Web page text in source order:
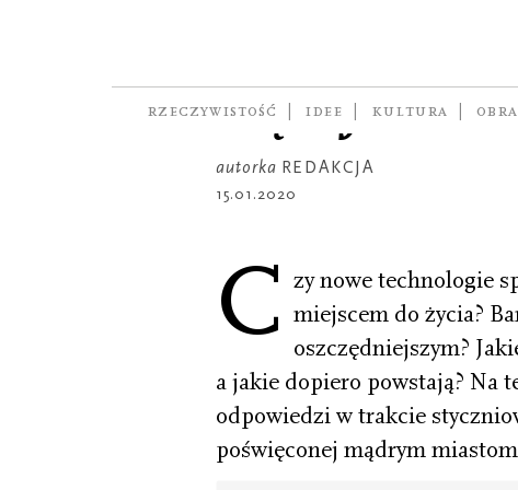
RZECZYWISTOŚĆ IDEE KULTURA
Czy
mądrych
autorka REDAKCJA
15.01.2020
C zy nowe technologie
miejscem do życia?
oszczędniejszym?
a jakie dopiero powstają? Na
odpowiedzi w trakcie
poświęconej mądrym